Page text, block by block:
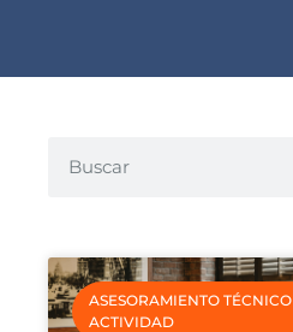
ASESORAMIENTO TÉCNICO
ACTIVIDAD